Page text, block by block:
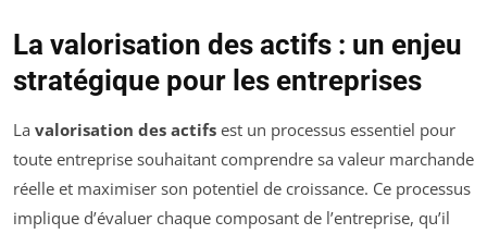
La valorisation des actifs : un enjeu
stratégique pour les entreprises
La valorisation des actifs est un processus essentiel pour
toute entreprise souhaitant comprendre sa valeur marchande
réelle et maximiser son potentiel de croissance. Ce processus
implique d’évaluer chaque composant de l’entreprise, qu’il